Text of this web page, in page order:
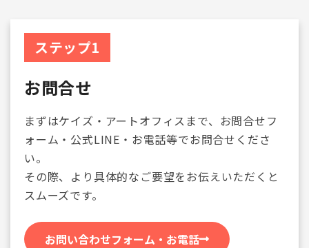
ステップ1
お問合せ
まずはケイズ・アートオフィスまで、お問合せフ
ォーム・公式LINE・お電話等でお問合せくださ
い。
その際、より具体的なご要望をお伝えいただくと
スムーズです。
お問い合わせフォーム・お電話